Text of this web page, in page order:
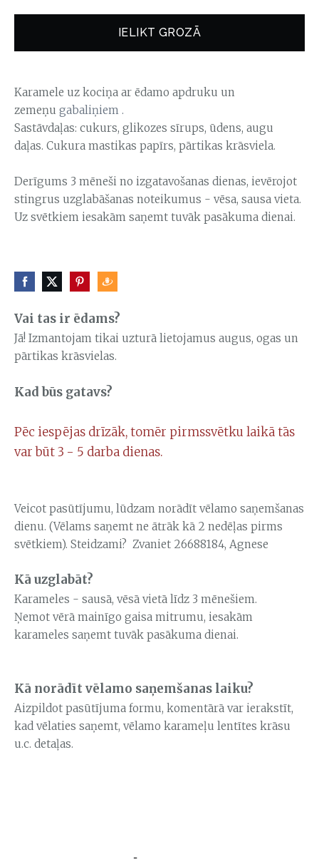
Vai tas ir ēdams?
Jā! Izmantojam tikai uzturā lietojamus augus, ogas un
pārtikas krāsvielas.
Kad būs gatavs?
Pēc iespējas drīzāk, tomēr pirmssvētku laikā tās
var būt 3 - 5 darba dienas.
Veicot pasūtījumu, lūdzam norādīt vēlamo saņemšanas
dienu. (Vēlams saņemt ne ātrāk kā 2 nedēļas pirms
svētkiem). Steidzami? Zvaniet 26688184, Agnese
Kā uzglabāt?
Karameles - sausā, vēsā vietā līdz 3 mēnešiem.
Ņemot vērā mainīgo gaisa mitrumu, iesakām
karameles saņemt tuvāk pasākuma dienai.
Kā norādīt vēlamo saņemšanas laiku?
Aizpildot pasūtījuma formu, komentārā var ierakstīt,
kad vēlaties saņemt, vēlamo karameļu lentītes krāsu
u.c. detaļas.
IELIKT GROZĀ
Karamele uz kociņa ar ēdamo apdruku un
zemeņu gabaliņiem .
Sastāvdaļas: cukurs, glikozes sīrups, ūdens, augu
daļas. Cukura mastikas papīrs, pārtikas krāsviela.
Derīgums 3 mēneši no izgatavošanas dienas, ievērojot
stingrus uzglabāšanas noteikumus - vēsa, sausa vieta.
Uz svētkiem iesakām saņemt tuvāk pasākuma dienai.